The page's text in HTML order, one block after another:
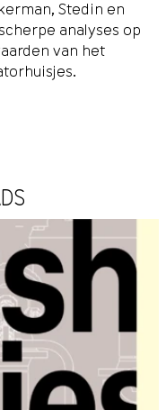
Stedin en
analyses op
van het